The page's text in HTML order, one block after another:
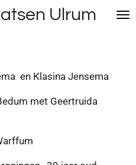
Ulrum
en Klasina Jensema
met Geertruida